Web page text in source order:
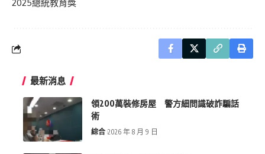
2025總統教育獎
最新消息
領200萬裝修房屋 警方細問識破詐騙話
術
綜合 2026 年 8 月 9 日